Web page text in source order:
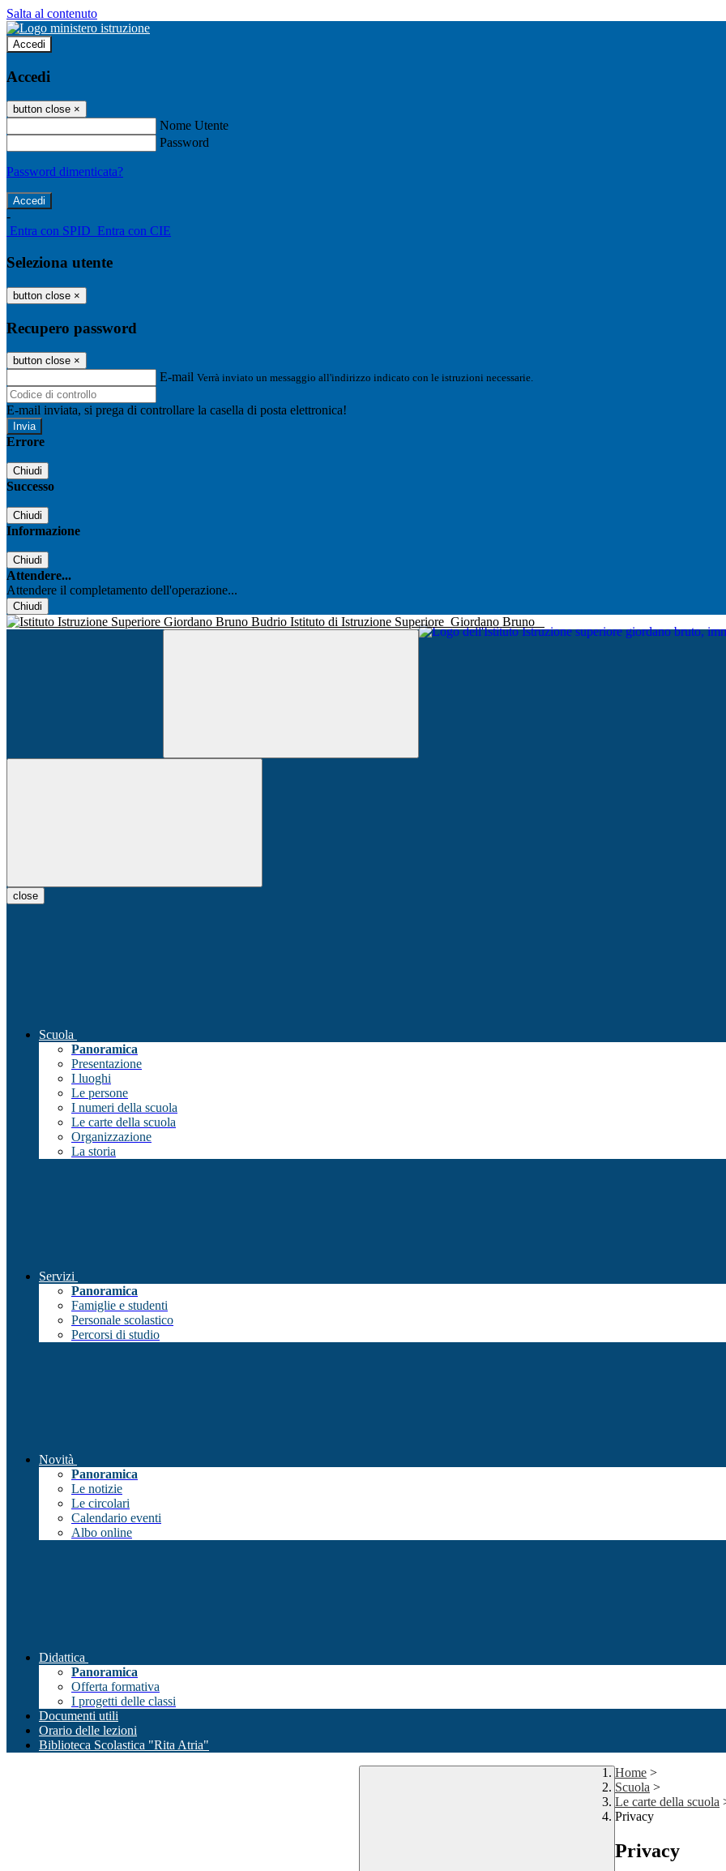
Salta al contenuto
Accedi
Accedi
button close ×
Nome Utente
Password
Password dimenticata?
-
Entra con SPID Entra con CIE
Seleziona utente
button close ×
Recupero password
button close ×
E-mail Verrà inviato un messaggio all'indirizzo indicato con le istruzioni necessarie.
E-mail inviata, si prega di controllare la casella di posta elettronica!
Errore
Chiudi
Successo
Chiudi
Informazione
Chiudi
Attendere...
Attendere il completamento dell'operazione...
Chiudi
Istituto di Istruzione Superiore Giordano Bruno
close
Scuola
Panoramica
Presentazione
I luoghi
Le persone
I numeri della scuola
Le carte della scuola
Organizzazione
La storia
Servizi
Panoramica
Famiglie e studenti
Personale scolastico
Percorsi di studio
Novità
Panoramica
Le notizie
Le circolari
Calendario eventi
Albo online
Didattica
Panoramica
Offerta formativa
I progetti delle classi
Documenti utili
Orario delle lezioni
Biblioteca Scolastica "Rita Atria"
Home >
Scuola >
Le carte della scuola
Privacy
Privacy